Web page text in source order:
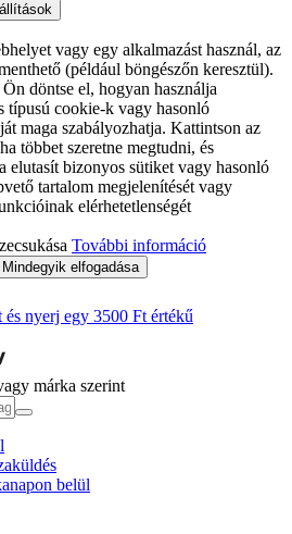
vagy egy alkalmazást használ, az
(például böngészőn keresztül).
döntse el, hogyan használja
típusú cookie-k vagy hasonló
maga szabályozhatja. Kattintson az
többet szeretne megtudni, és
elutasít bizonyos sütiket vagy hasonló
tartalom megjelenítését vagy
elérhetetlenségét
További információ
Mindegyik elfogadása
és nyerj egy 3500 Ft értékű
márka szerint
belül